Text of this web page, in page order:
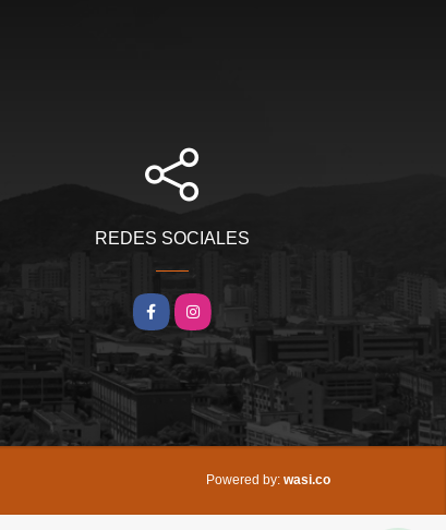
REDES SOCIALES
Facebook
Instagram
Powered by: wasi.co